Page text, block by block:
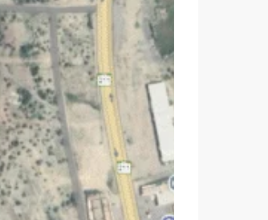
السبت
08
أغسطس
الأحد
09
أغسطس